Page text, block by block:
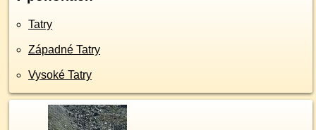
Tatry
Západné Tatry
Vysoké Tatry